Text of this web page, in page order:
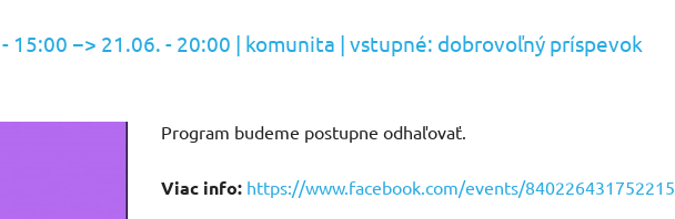
15:00 −> 21.06. - 20:00 | komunita | vstupné: dobrovoľný príspevok
Program budeme postupne odhaľovať.
Viac info: https://www.facebook.com/events/840226431752215